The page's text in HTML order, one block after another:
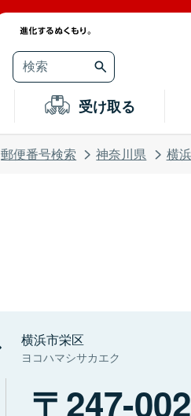
受け取る
郵便番号検索 神奈川県 横
横浜市栄区
ヨコハマシサカエク
247-